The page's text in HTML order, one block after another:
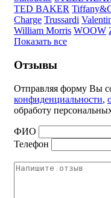
TED BAKER
Charge Trussardi
William Morris WOOW
Показать все
Отзывы
Отправляя форму Вы
конфиденциальности,
обработу
ФИО
Телефон